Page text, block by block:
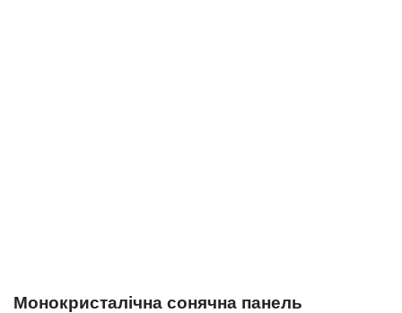
Монокристалічна сонячна панель